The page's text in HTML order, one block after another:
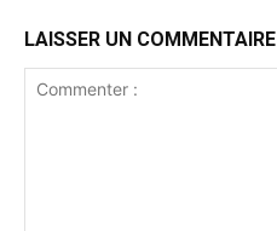
LAISSER UN COMMENTAIRE